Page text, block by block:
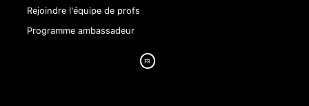
Rejoindre l'équipe de profs
Programme ambassadeur